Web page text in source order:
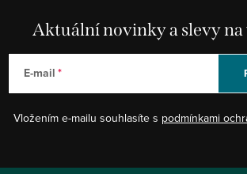
Aktuální novinky a slevy na
E-mail
Vložením e-mailu souhlasíte s podmínkami